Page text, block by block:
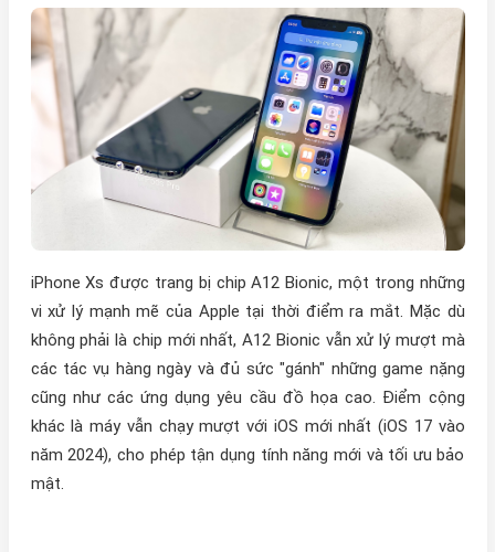
iPhone Xs được trang bị chip A12 Bionic, một trong những
vi xử lý mạnh mẽ của Apple tại thời điểm ra mắt. Mặc dù
không phải là chip mới nhất, A12 Bionic vẫn xử lý mượt mà
các tác vụ hàng ngày và đủ sức "gánh" những game nặng
cũng như các ứng dụng yêu cầu đồ họa cao. Điểm cộng
khác là máy vẫn chạy mượt với iOS mới nhất (iOS 17 vào
năm 2024), cho phép tận dụng tính năng mới và tối ưu bảo
mật.